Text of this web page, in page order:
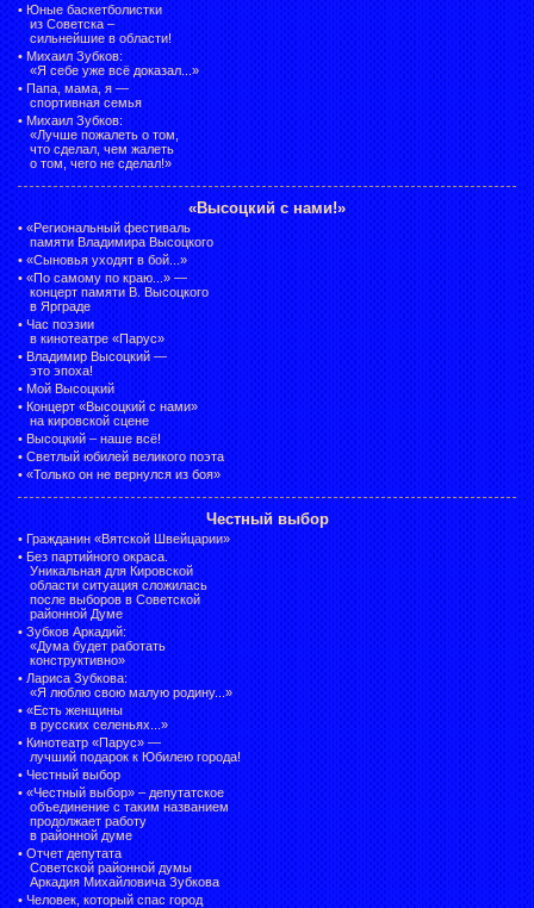
• Юные баскетболистки
из Советска –
сильнейшие в области!
• Михаил Зубков:
«Я себе уже всё доказал...»
• Папа, мама, я —
спортивная семья
• Михаил Зубков:
«Лучше пожалеть о том,
что сделал, чем жалеть
о том, чего не сделал!»
«Высоцкий с нами!»
• «Региональный фестиваль
памяти Владимира Высоцкого
• «Сыновья уходят в бой...»
• «По самому по краю...» —
концерт памяти В. Высоцкого
в Ярграде
• Час поэзии
в кинотеатре «Парус»
• Владимир Высоцкий —
это эпоха!
• Мой Высоцкий
• Концерт «Высоцкий с нами»
на кировской сцене
• Высоцкий – наше всё!
• Светлый юбилей великого поэта
• «Только он не вернулся из боя»
Честный выбор
• Гражданин «Вятской Швейцарии»
• Без партийного окраса.
Уникальная для Кировской
области ситуация сложилась
после выборов в Советской
районной Думе
• Зубков Аркадий:
«Дума будет работать
конструктивно»
• Лариса Зубкова:
«Я люблю свою малую родину...»
• «Есть женщины
в русских селеньях...»
• Кинотеатр «Парус» —
лучший подарок к Юбилею города!
• Честный выбор
• «Честный выбор» – депутатское
объединение с таким названием
продолжает работу
в районной думе
• Отчет депутата
Советской районной думы
Аркадия Михайловича Зубкова
• Человек, который спас город